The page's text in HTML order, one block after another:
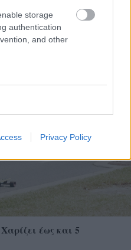
storage
authentication
and other
Privacy Policy
Κουραμάδων
έως και 5